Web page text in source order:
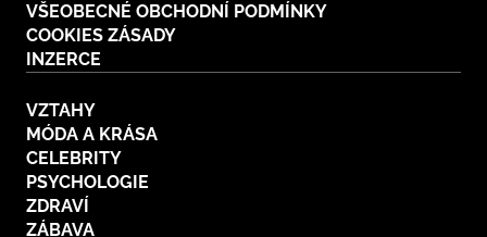
VŠEOBECNÉ OBCHODNÍ PODMÍNKY
COOKIES ZÁSADY
INZERCE
VZTAHY
MÓDA A KRÁSA
CELEBRITY
PSYCHOLOGIE
ZDRAVÍ
ZÁBAVA